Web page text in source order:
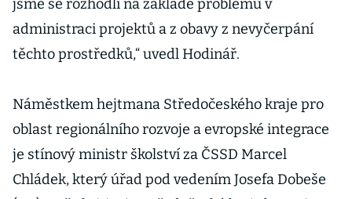
jsme se rozhodli na základě problémů v
administraci projektů a z obavy z nevyčerpání
těchto prostředků,“ uvedl Hodinář.
Náměstkem hejtmana Středočeského kraje pro
oblast regionálního rozvoje a evropské integrace
je stínový ministr školství za ČSSD Marcel
Chládek, který úřad pod vedením Josefa Dobeše